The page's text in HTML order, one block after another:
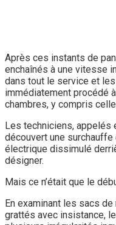
Après ces instants de
enchaînés à une vitesse
dans tout le service et
immédiatement procédé
chambres, y compris
Les techniciens, appelés
découvert une
électrique dissimulé
désigner.
Mais ce n’était que le
En examinant les sacs
grattés avec insistance,